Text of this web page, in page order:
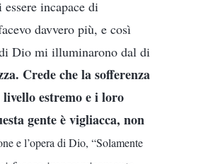
incapace di
davvero più, e così
Dio mi illuminarono dal di
Crede che la sofferenza
estremo e i loro
gente è vigliacca, non
e l’opera di Dio, “Solamente